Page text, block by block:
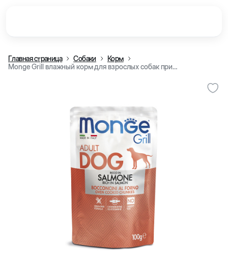
Главная страница Собаки
Корм
Monge Grill влажный корм для взрослых собак приготовленные в духовке, c лососем, 100 г